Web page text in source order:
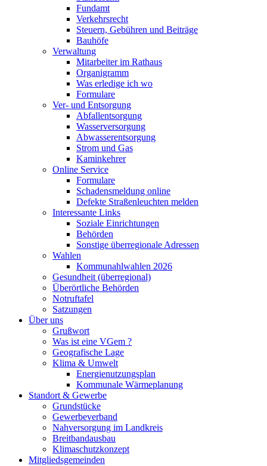
Fundamt
Verkehrsrecht
Steuern, Gebühren und Beiträge
Bauhöfe
Verwaltung
Mitarbeiter im Rathaus
Organigramm
Was erledige ich wo
Formulare
Ver- und Entsorgung
Abfallentsorgung
Wasserversorgung
Abwasserentsorgung
Strom und Gas
Kaminkehrer
Online Service
Formulare
Schadensmeldung online
Defekte Straßenleuchten melden
Interessante Links
Soziale Einrichtungen
Behörden
Sonstige überregionale Adressen
Wahlen
Kommunahlwahlen 2026
Gesundheit (überregional)
Überörtliche Behörden
Notruftafel
Satzungen
Über uns
Grußwort
Was ist eine VGem ?
Geografische Lage
Klima & Umwelt
Energienutzungsplan
Kommunale Wärmeplanung
Standort & Gewerbe
Grundstücke
Gewerbeverband
Nahversorgung im Landkreis
Breitbandausbau
Klimaschutzkonzept
Mitgliedsgemeinden